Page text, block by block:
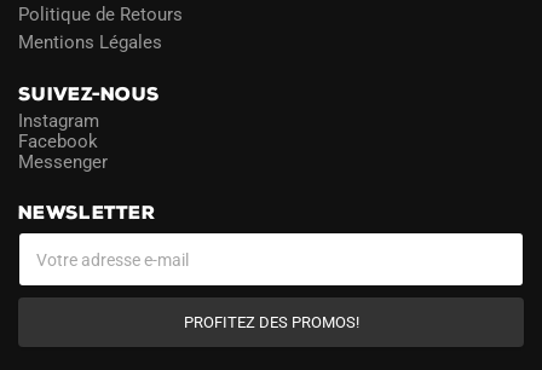
Politique de Retours
Mentions Légales
SUIVEZ-NOUS
Instagram
Facebook
Messenger
NEWSLETTER
PROFITEZ DES PROMOS!